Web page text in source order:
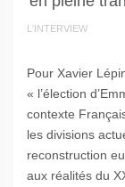
L'INTERVIEW
Pour Xavier
« l’élection
contexte
les divisions
reconstruction
aux réalités du